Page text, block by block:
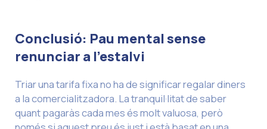
Conclusió: Pau mental sense
renunciar a l’estalvi
Triar una tarifa fixa no ha de significar regalar diners
a la comercialitzadora. La tranquil·litat de saber
quant pagaràs cada mes és molt valuosa, però